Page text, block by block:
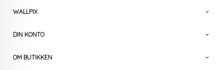
WALLPIX
DIN KONTO
OM BUTIKKEN